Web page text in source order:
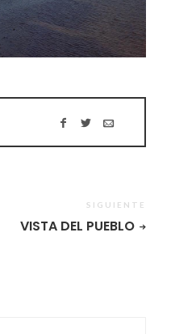
SIGUIENTE
VISTA DEL PUEBLO